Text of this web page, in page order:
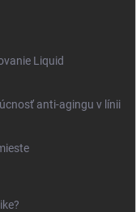
Liquid
anti-agingu v línii